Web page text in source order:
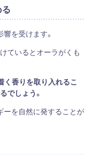
を受けます。
ているとオーラがくも
く香りを取り入れるこ
でしょう。
ーを自然に発することが